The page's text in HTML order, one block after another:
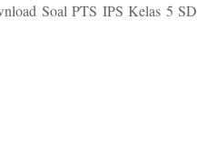
Soal PTS IPS Kelas 5 SD